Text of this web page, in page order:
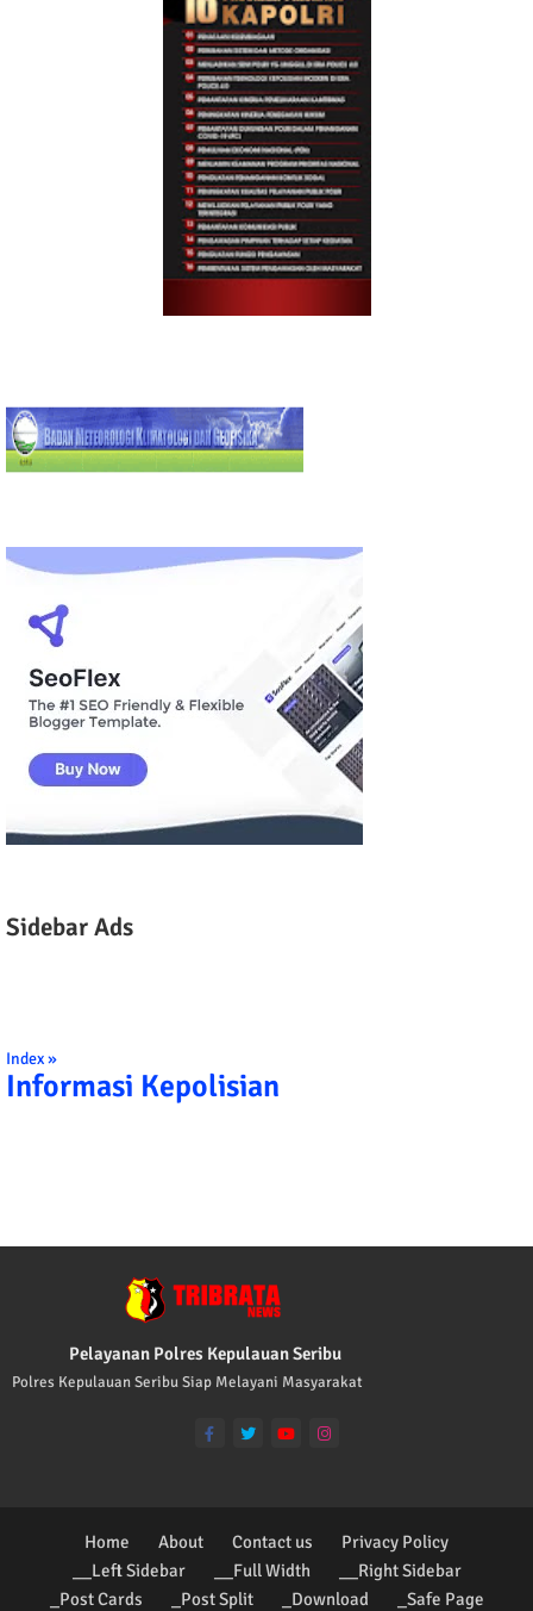
Sidebar Ads
Index »
Informasi Kepolisian
Pelayanan Polres Kepulauan Seribu
Polres Kepulauan Seribu Siap Melayani Masyarakat
Home About Contact us
Privacy Policy
__Left Sidebar
__Full Width
__Right Sidebar
_Post Cards
_Post Split _Download _Safe Page